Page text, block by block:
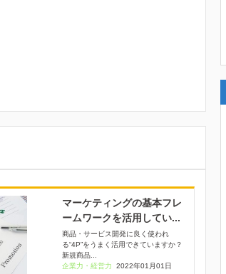
マーケティングの基本フレ
ームワークを活用してい...
商品・サービス開発に良く使われ
る“4P”をうまく活用できていますか？
新規商品...
企業力・経営力
2022年01月01日